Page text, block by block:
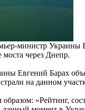
министр
моста через Днепр.
Евгений Барах
на данном
«Рейтинг,